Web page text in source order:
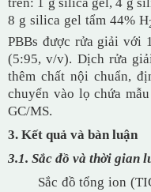
8 g silica gel tẩm 44% H
PBBs được rửa giải với
(5:95, v/v). Dịch rửa
thêm chất nội chuẩn,
chuyển vào lọ chứa
GC/MS.
3. Kết quả và bàn luận
3.1. Sắc đồ và thời gian
Sắc đồ tổng ion